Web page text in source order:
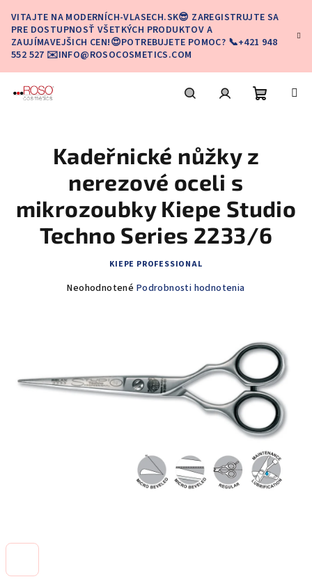
obsah
VITAJTE NA MODERNÍCH-VLASECH.SK😎 ZAREGISTRUJTE SA
PRE DOSTUPNOSŤ VŠETKÝCH PRODUKTOV A
ZAUJÍMAVEJŠICH CEN!😍POTREBUJETE POMOC? 📞+421 948
552 527 ✉️INFO@ROSOCOSMETICS.COM
Kadeřnické nůžky z
nerezové oceli s
mikrozoubky Kiepe Studio
Techno Series 2233/6
KIEPE PROFESSIONAL
Priemerné
hviezdičiek.
Neohodnotené Podrobnosti hodnotenia